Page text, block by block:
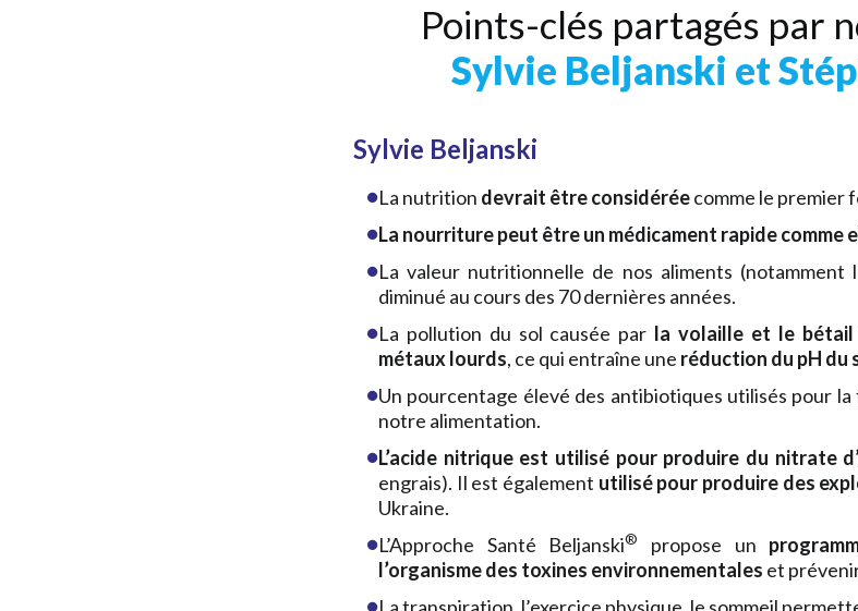
Points-clés partagés par
Sylvie Beljanski et
Sylvie Beljanski
La nutrition devrait être considéréecomme le premier
La nourriture peut être un médicament rapide comme
La valeur nutritionnelle de nos aliments
diminué au cours des 70 dernières années.
La pollution du sol causée par la volaille et le bétail
métaux lourds, ce qui entraîne une réduction du pH du
Un pourcentage élevé des antibiotiques utilisés pour
notre alimentation.
L’acide nitrique est utilisé pour produire du nitrate
engrais). Il est également utilisé pour produire des
Ukraine.
L’Approche Santé Beljanski® propose un
l’organisme des toxines environnementales et